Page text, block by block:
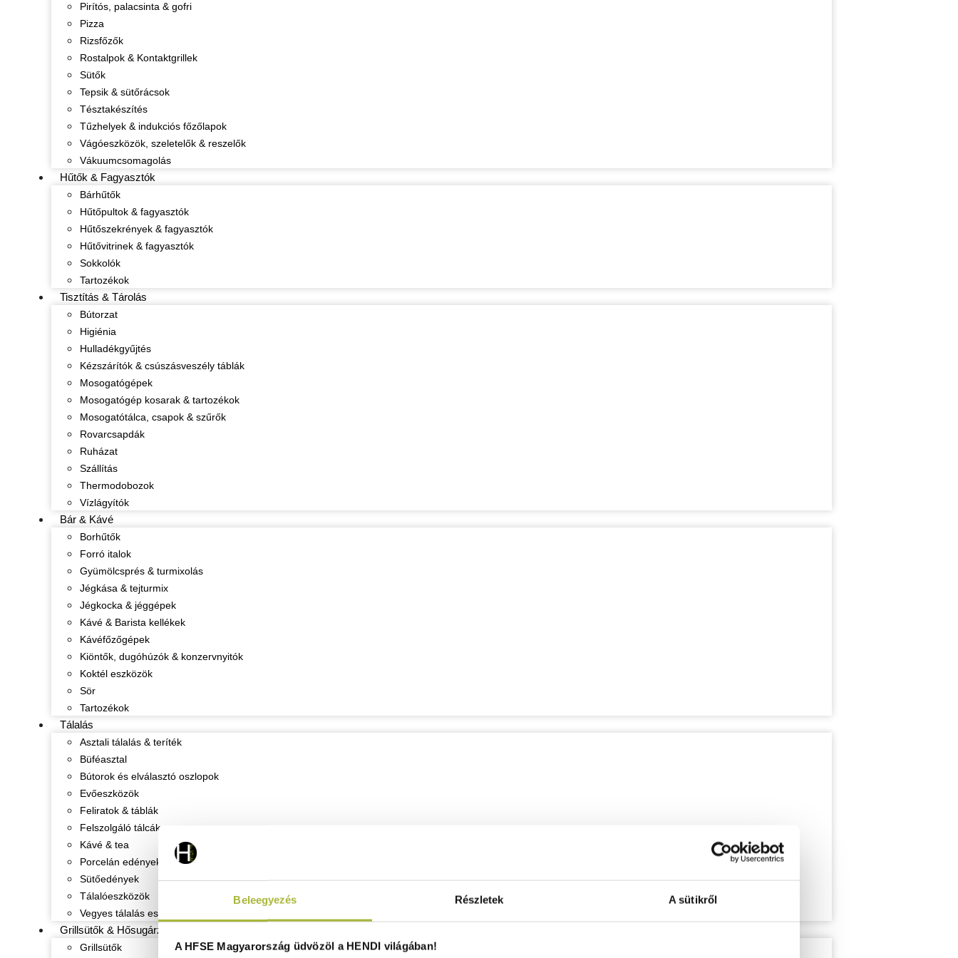
Beleegyezés Részletek A sütikről
A HFSE Magyarország üdvözöl a HENDI világában!
Pirítós, palacsinta & gofri
Pizza
Rizsfőzők
Rostalpok & Kontaktgrillek
Sütők
Tepsik & sütőrácsok
Tésztakészítés
Tűzhelyek & indukciós főzőlapok
Vágóeszközök, szeletelők & reszelők
Vákuumcsomagolás
Hűtők & Fagyasztók
Bárhűtők
Hűtőpultok & fagyasztók
Hűtőszekrények & fagyasztók
Hűtővitrinek & fagyasztók
Sokkolók
Tartozékok
Tisztítás & Tárolás
Bútorzat
Higiénia
Hulladékgyűjtés
Kézszárítók & csúszásveszély táblák
Mosogatógépek
Mosogatógép kosarak & tartozékok
Mosogatótálca, csapok & szűrők
Rovarcsapdák
Ruházat
Szállítás
Thermodobozok
Vízlágyítók
Bár & Kávé
Borhűtők
Forró italok
Gyümölcsprés & turmixolás
Jégkása & tejturmix
Jégkocka & jéggépek
Kávé & Barista kellékek
Kávéfőzőgépek
Kiöntők, dugóhúzók & konzervnyitók
Koktél eszközök
Sör
Tartozékok
Tálalás
Asztali tálalás & teríték
Büféasztal
Bútorok és elválasztó oszlopok
Evőeszközök
Feliratok & táblák
Felszolgáló tálcák
Kávé & tea
Porcelán edények
Sütőedények
Tálalóeszközök
Vegyes tálalás eszközök
Grillsütők & Hősugárzók
Grillsütők